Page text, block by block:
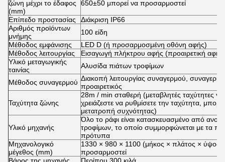
ζώνη μέχρι το έδαφος
(mm)
650±50 μπορεί να προσαρμοστεί
Επίπεδο προστασίας
Διάκριση IP66
Αριθμός προϊόντων
μνήμης
100 είδη
Μέθοδος εμφάνισης
LED D (ή προσαρμοσμένη οθόνη αφής)
Μέθοδος λειτουργίας
Εισαγωγή πλήκτρου αφής (προαιρετική
Υλικό μεταγωγικής
ταινίας
Αλυσίδα πιάτων τροφίμων
Μέθοδος συναγερμού Διακοπή λειτουργίας συναγερμού,
προαιρετικός
Ταχύτητα ζώνης
28m / min σταθερή (μεταβλητές ταχύτητες για
χρειάζεστε να ρυθμίσετε την ταχύτητα,
μετατροπή συχνότητας)
Υλικό μηχανής
Όλο το ράφι είναι κατασκευασμένο από
τροφίμων, το οποίο συμμορφώνεται με τα
πρότυπα
Μηχανολογικό
μέγεθος (mm)
1330 × 980 × 1100 (μήκος × πλάτος × ύψος)
προσαρμοστεί